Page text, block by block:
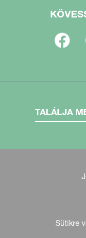
TALÁLJA
Sütikre